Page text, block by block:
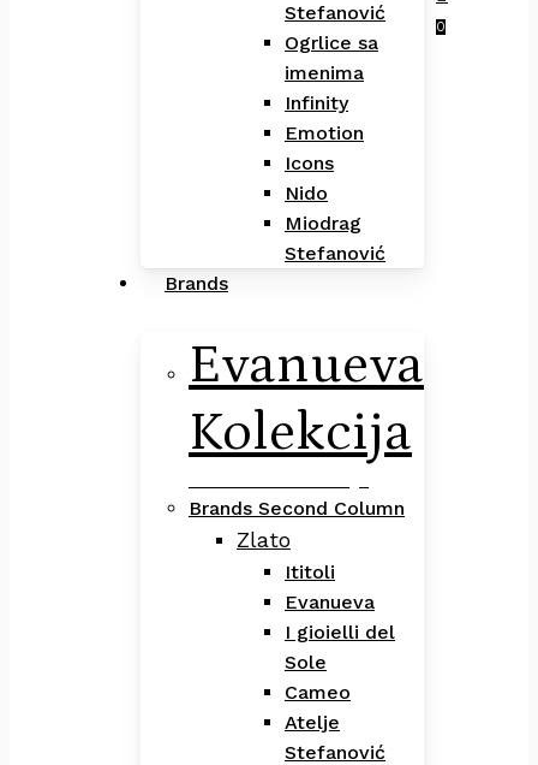
search
0
Menu
Stefanović
Ogrlice sa
imenima
Infinity
Emotion
Icons
Nido
Miodrag
Stefanović
Brands
Evanueva
Kolekcija
Brands Second Column
Zlato
Ititoli
Evanueva
I gioielli del
Sole
Cameo
Atelje
Stefanović